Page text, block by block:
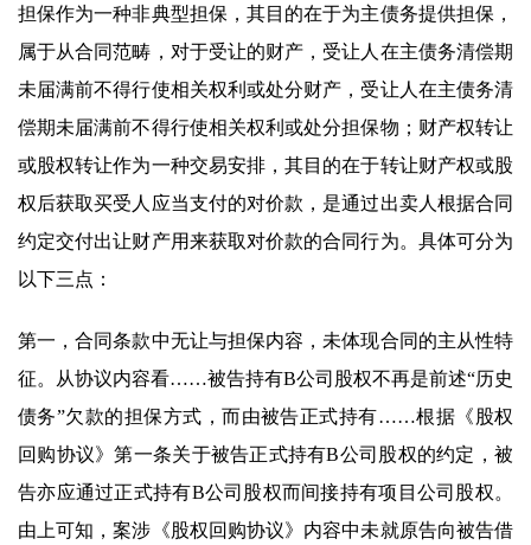
担保作为一种非典型担保，其目的在于为主债务提供担保，
属于从合同范畴，对于受让的财产，受让人在主债务清偿期
未届满前不得行使相关权利或处分财产，受让人在主债务清
偿期未届满前不得行使相关权利或处分担保物；财产权转让
或股权转让作为一种交易安排，其目的在于转让财产权或股
权后获取买受人应当支付的对价款，是通过出卖人根据合同
约定交付出让财产用来获取对价款的合同行为。具体可分为
以下三点：
第一，合同条款中无让与担保内容，未体现合同的主从性特
征。从协议内容看……被告持有B公司股权不再是前述“历史
债务”欠款的担保方式，而由被告正式持有……根据《股权
回购协议》第一条关于被告正式持有B公司股权的约定，被
告亦应通过正式持有B公司股权而间接持有项目公司股权。
由上可知，案涉《股权回购协议》内容中未就原告向被告借